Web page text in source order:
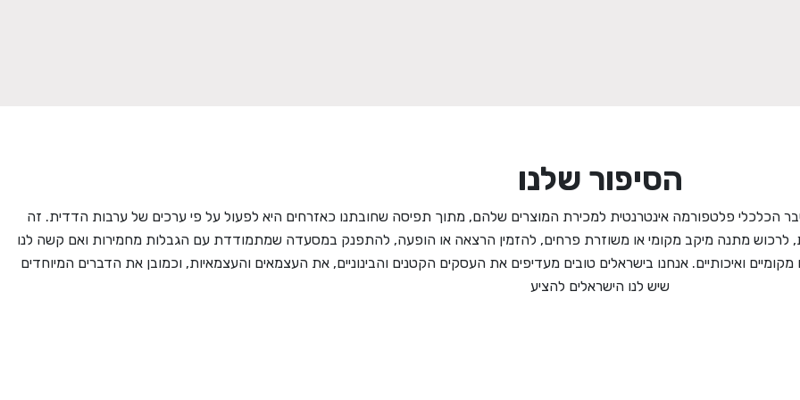
הסיפור שלנו
הכלכלי פלטפורמה אינטרנטית למכירת המוצרים שלהם, מתוך תפיסה שחובתנו כאזרחים היא לפעול על פי ערכים של ערבות הדדית. זה
לרכוש מתנה מיקב מקומי או משוזרת פרחים, להזמין הרצאה או הופעה, להתפנק במסעדה שמתמודדת עם הגבלות מחמירות ואם קשה לנו
ואיכותיים. אנחנו בישראלים טובים מעדיפים את העסקים הקטנים והבינוניים, את העצמאים והעצמאיות, וכמובן את הדברים המיוחדים
שיש לנו הישראלים להציע